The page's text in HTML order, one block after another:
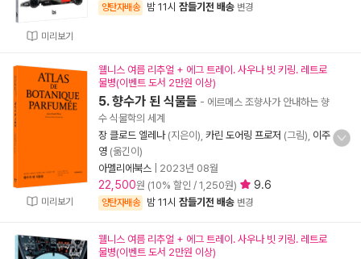
미리보기
양탄자배송 밤 11시 잠들기전 배송 변경
미리보기
웰니스 여름 리추얼 + 에그 트레이. 사우나 빗 키링. 레트로
물병(이벤트 도서 2만원 이상)
5. 향수가 된 식물들 - 에르메스 조향사가 안내하는 향
수 식물학의 세계
장 클로드 엘레나(지은이), 카린 도어링 프로저 (그림), 이주
영 (옮긴이)
아멜리에북스
2023년 08월
22,500원 (10% 할인 / 1,250원) 9.6
양탄자배송 밤 11시 잠들기전 배송 변경
웰니스 여름 리추얼 + 에그 트레이. 사우나 빗 키링. 레트로
물병(이벤트 도서 2만원 이상)